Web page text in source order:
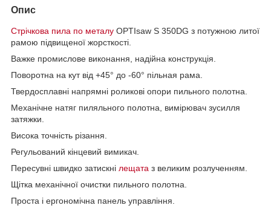
Опис
Стрічкова пила по металу OPTIsaw S 350DG з потужною литої
рамою підвищеної жорсткості.
Важке промислове виконання, надійна конструкція.
Поворотна на кут від +45° до -60° пільная рама.
Твердосплавні напрямні роликові опори пильного полотна.
Механічне натяг пиляльного полотна, вимірювач зусилля
затяжки.
Висока точність різання.
Регульований кінцевий вимикач.
Пересувні швидко затискні лещата з великим розлученням.
Щітка механічної очистки пильного полотна.
Проста і ергономічна панель управління.